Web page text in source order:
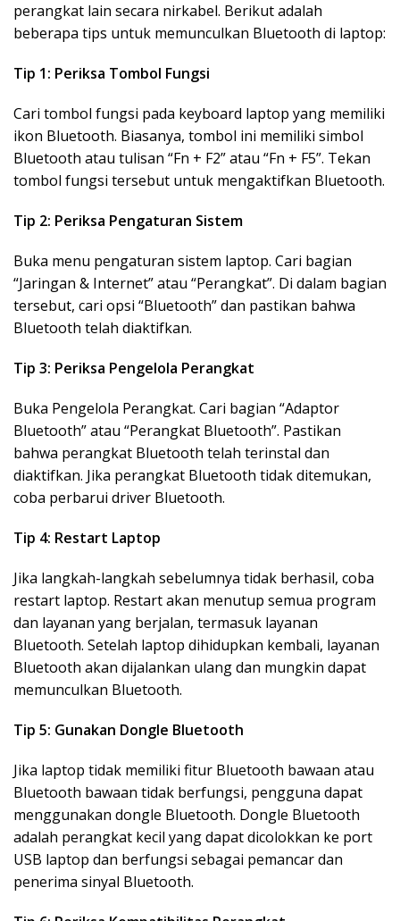
perangkat lain secara nirkabel. Berikut adalah
beberapa tips untuk memunculkan Bluetooth di laptop:
Tip 1: Periksa Tombol Fungsi
Cari tombol fungsi pada keyboard laptop yang memiliki
ikon Bluetooth. Biasanya, tombol ini memiliki simbol
Bluetooth atau tulisan “Fn + F2” atau “Fn + F5”. Tekan
tombol fungsi tersebut untuk mengaktifkan Bluetooth.
Tip 2: Periksa Pengaturan Sistem
Buka menu pengaturan sistem laptop. Cari bagian
“Jaringan & Internet” atau “Perangkat”. Di dalam bagian
tersebut, cari opsi “Bluetooth” dan pastikan bahwa
Bluetooth telah diaktifkan.
Tip 3: Periksa Pengelola Perangkat
Buka Pengelola Perangkat. Cari bagian “Adaptor
Bluetooth” atau “Perangkat Bluetooth”. Pastikan
bahwa perangkat Bluetooth telah terinstal dan
diaktifkan. Jika perangkat Bluetooth tidak ditemukan,
coba perbarui driver Bluetooth.
Tip 4: Restart Laptop
Jika langkah-langkah sebelumnya tidak berhasil, coba
restart laptop. Restart akan menutup semua program
dan layanan yang berjalan, termasuk layanan
Bluetooth. Setelah laptop dihidupkan kembali, layanan
Bluetooth akan dijalankan ulang dan mungkin dapat
memunculkan Bluetooth.
Tip 5: Gunakan Dongle Bluetooth
Jika laptop tidak memiliki fitur Bluetooth bawaan atau
Bluetooth bawaan tidak berfungsi, pengguna dapat
menggunakan dongle Bluetooth. Dongle Bluetooth
adalah perangkat kecil yang dapat dicolokkan ke port
USB laptop dan berfungsi sebagai pemancar dan
penerima sinyal Bluetooth.